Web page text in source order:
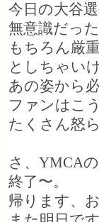
今日の大谷
無意識だっ
もちろん厳
としちゃい
あの姿から
ファンはこ
たくさん怒
さ、YMCA
終了〜。
帰ります、